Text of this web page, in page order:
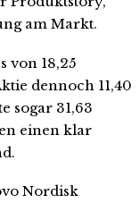
am Markt.
von 18,25
dennoch 11,40
sogar 31,63
einen klar
Nordisk